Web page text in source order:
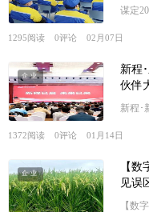
谋定
1295阅读 0评论 02月07日
企业
新程
伙伴
新程･
1372阅读 0评论 01月14日
企业
【
见误
【数